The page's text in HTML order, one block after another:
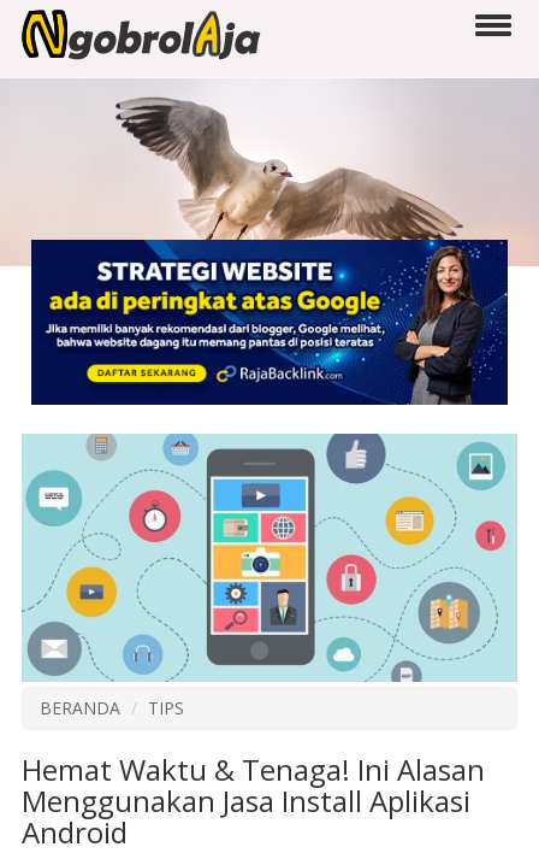
BERANDA TIPS
Hemat Waktu & Tenaga! Ini Alasan
Menggunakan Jasa Install Aplikasi
Android